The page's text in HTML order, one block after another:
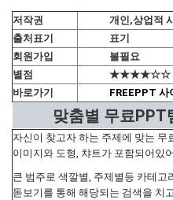
저작권
개인,상업적
출처표기
표기
회원가입
불필요
별점
★★★★☆☆
바로가기
FREEPPT 사
맞춤별 무료PPT
자신이 찾고자 하는 주제에 맞는 무
이미지와 도형, 챠트가 포함되어있
큰 범주로 색깔별, 주제별등 카테고
돋보기를 통해 해당되는 검색을 치